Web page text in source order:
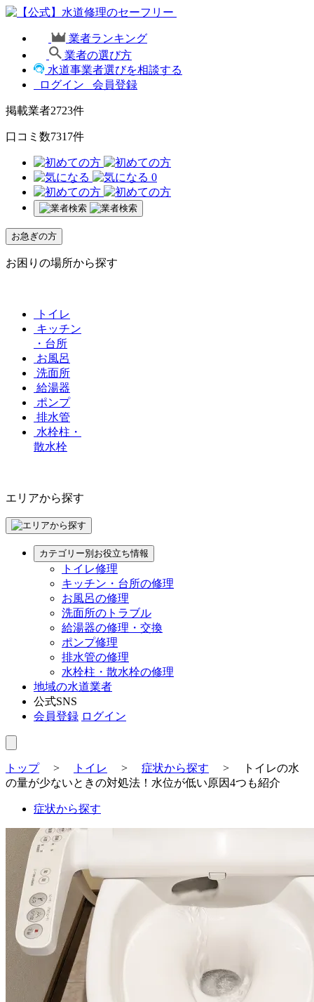
業者ランキング
業者の選び方
水道事業者選びを相談する
ログイン
会員登録
掲載業者2723件
口コミ数7317件
0
お急ぎの方
お困りの場所から探す
トイレ
キッチン
・台所
お風呂
洗面所
給湯器
ポンプ
排水管
水栓柱・
散水栓
エリアから探す
カテゴリー別お役立ち情報
トイレ修理
キッチン・台所の修理
お風呂の修理
洗面所のトラブル
給湯器の修理・交換
ポンプ修理
排水管の修理
水栓柱・散水栓の修理
地域の水道業者
公式SNS
会員登録 ログイン
トップ> トイレ > 症状から探す >
トイレの水
の量が少ないときの対処法！水位が低い原因4つも紹介
症状から探す